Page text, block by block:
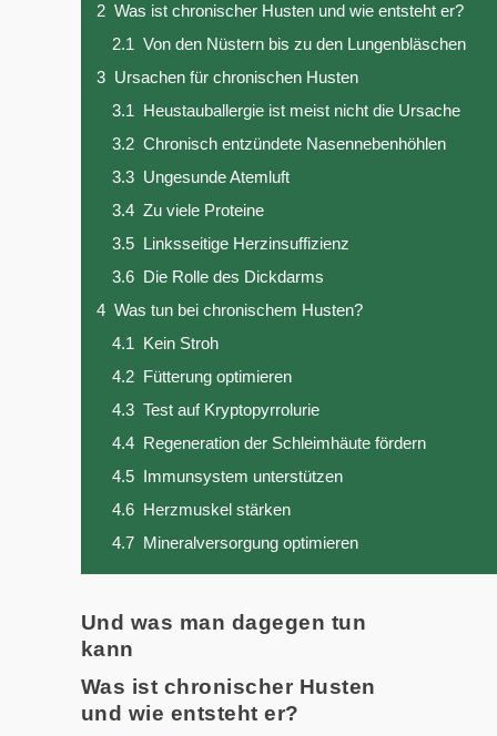
2 Was ist chronischer Husten und wie entsteht er?
2.1 Von den Nüstern bis zu den Lungenbläschen
3 Ursachen für chronischen Husten
3.1 Heustauballergie ist meist nicht die Ursache
3.2 Chronisch entzündete Nasennebenhöhlen
3.3 Ungesunde Atemluft
3.4 Zu viele Proteine
3.5 Linksseitige Herzinsuffizienz
3.6 Die Rolle des Dickdarms
4 Was tun bei chronischem Husten?
4.1 Kein Stroh
4.2 Fütterung optimieren
4.3 Test auf Kryptopyrrolurie
4.4 Regeneration der Schleimhäute fördern
4.5 Immunsystem unterstützen
4.6 Herzmuskel stärken
4.7 Mineralversorgung optimieren
Und was man dagegen tun
kann
Was ist chronischer Husten
und wie entsteht er?